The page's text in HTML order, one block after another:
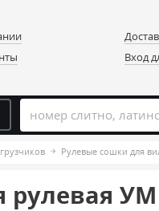
Вход
Рулевые сошки для
УМ